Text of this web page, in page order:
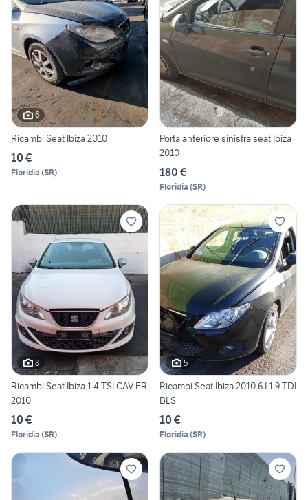
6
Ricambi Seat Ibiza 2010
10 €
Floridia (SR)
Porta anteriore sinistra seat Ibiza
2010
180 €
Floridia (SR)
8
Ricambi Seat Ibiza 1.4 TSI CAV FR
2010
10 €
Floridia (SR)
5
Ricambi Seat Ibiza 2010 6J 1.9 TDI
BLS
10 €
Floridia (SR)